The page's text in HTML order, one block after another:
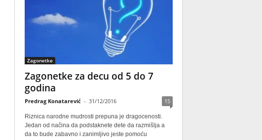
Zagonetke
Zagonetke za decu od 5 do 7
godina
Predrag Konatarević - 31/12/2016 15
Riznica narodne mudrosti prepuna je dragocenosti.
Jedan od načina da podstaknete dete da razmišlja a
da to bude zabavno i zanimljivo jeste pomoću